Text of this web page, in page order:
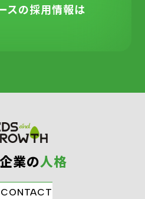
スの採用情報は
業の⼈格
CONTACT